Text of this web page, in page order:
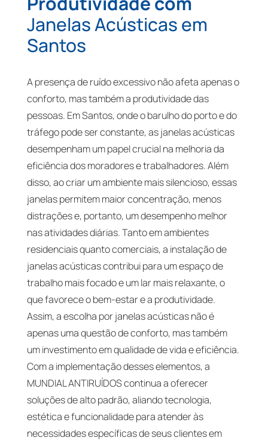
Janelas Acústicas em
Santos
A presença de ruído excessivo não afeta apenas o
conforto, mas também a produtividade das
pessoas. Em Santos, onde o barulho do porto e do
tráfego pode ser constante, as janelas acústicas
desempenham um papel crucial na melhoria da
eficiência dos moradores e trabalhadores. Além
disso, ao criar um ambiente mais silencioso, essas
janelas permitem maior concentração, menos
distrações e, portanto, um desempenho melhor
nas atividades diárias. Tanto em ambientes
residenciais quanto comerciais, a instalação de
janelas acústicas contribui para um espaço de
trabalho mais focado e um lar mais relaxante, o
que favorece o bem-estar e a produtividade.
Assim, a escolha por janelas acústicas não é
apenas uma questão de conforto, mas também
um investimento em qualidade de vida e eficiência.
Com a implementação desses elementos, a
MUNDIAL ANTIRUÍDOS continua a oferecer
soluções de alto padrão, aliando tecnologia,
estética e funcionalidade para atender às
necessidades específicas de seus clientes em